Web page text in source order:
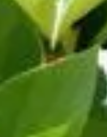
tropicale supporte
bonne profondeur sans
éviter le
feuilles jaunies ou
vos pratiques
Une couche de paillis